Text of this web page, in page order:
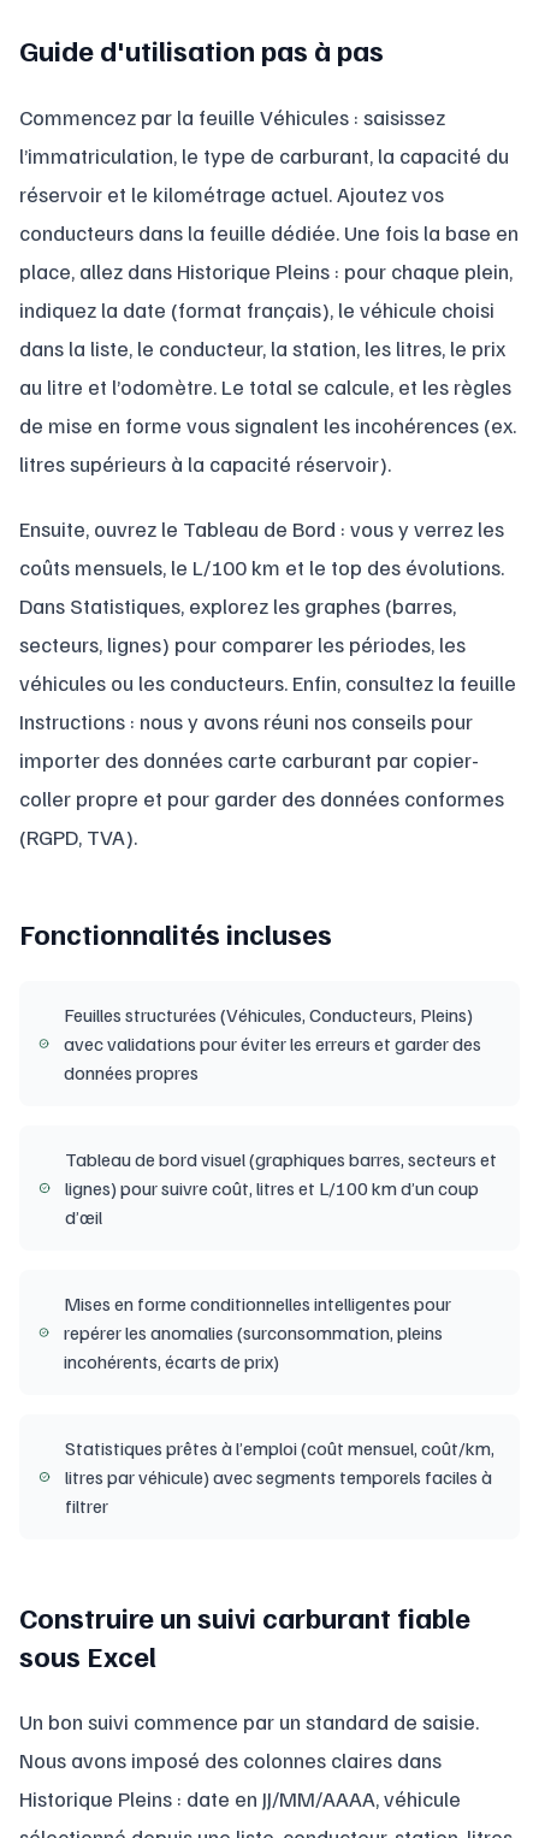
Guide d'utilisation pas à pas
Commencez par la feuille Véhicules : saisissez
l’immatriculation, le type de carburant, la capacité du
réservoir et le kilométrage actuel. Ajoutez vos
conducteurs dans la feuille dédiée. Une fois la base en
place, allez dans Historique Pleins : pour chaque plein,
indiquez la date (format français), le véhicule choisi
dans la liste, le conducteur, la station, les litres, le prix
au litre et l’odomètre. Le total se calcule, et les règles
de mise en forme vous signalent les incohérences (ex.
litres supérieurs à la capacité réservoir).
Ensuite, ouvrez le Tableau de Bord : vous y verrez les
coûts mensuels, le L/100 km et le top des évolutions.
Dans Statistiques, explorez les graphes (barres,
secteurs, lignes) pour comparer les périodes, les
véhicules ou les conducteurs. Enfin, consultez la feuille
Instructions : nous y avons réuni nos conseils pour
importer des données carte carburant par copier-
coller propre et pour garder des données conformes
(RGPD, TVA).
Fonctionnalités incluses
Feuilles structurées (Véhicules, Conducteurs, Pleins)
avec validations pour éviter les erreurs et garder des
données propres
Tableau de bord visuel (graphiques barres, secteurs et
lignes) pour suivre coût, litres et L/100 km d’un coup
d’œil
Mises en forme conditionnelles intelligentes pour
repérer les anomalies (surconsommation, pleins
incohérents, écarts de prix)
Statistiques prêtes à l’emploi (coût mensuel, coût/km,
litres par véhicule) avec segments temporels faciles à
filtrer
Construire un suivi carburant fiable
sous Excel
Un bon suivi commence par un standard de saisie.
Nous avons imposé des colonnes claires dans
Historique Pleins : date en JJ/MM/AAAA, véhicule